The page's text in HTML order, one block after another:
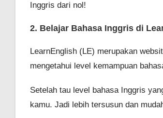
Inggris dari nol!
2. Belajar Bahasa Inggris di
LearnEnglish (LE) merupakan
mengetahui level kemampuan
Setelah tau level bahasa Inggris
kamu. Jadi lebih tersusun dan